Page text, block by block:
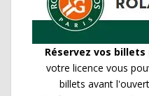
Réservez vos billets
votre licence vous
billets avant